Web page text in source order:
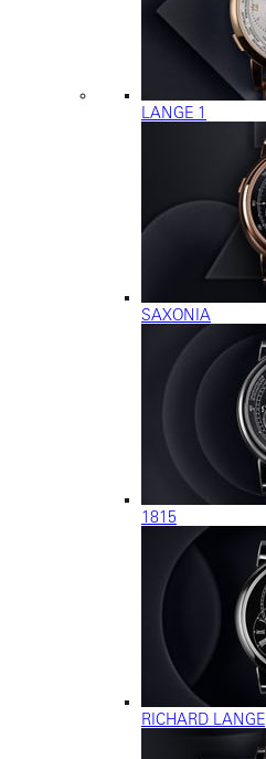
LANGE 1
SAXONIA
1815
RICHARD LANGE